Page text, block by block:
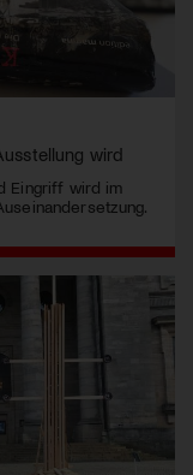
wird
Eingriff wird im